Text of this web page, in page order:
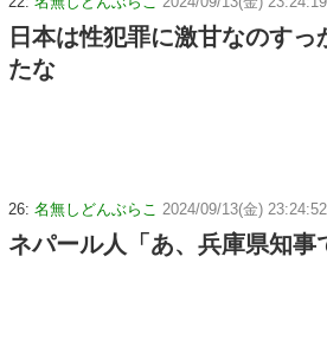
日本は性犯罪に激甘なのすっ
たな
26: 名無しどんぶらこ 2024/09/13(金)
ネパール人「あ、兵庫県知事